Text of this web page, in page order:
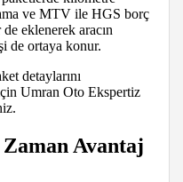
ve MTV ile HGS borç
eklenerek aracın
de ortaya konur.
detaylarını
Umran Oto Ekspertiz
Avantaj